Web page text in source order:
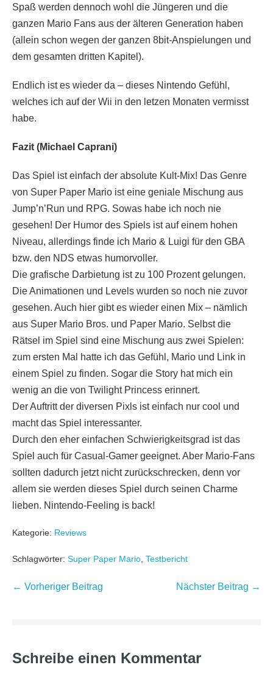
Spaß werden dennoch wohl die Jüngeren und die
ganzen Mario Fans aus der älteren Generation haben
(allein schon wegen der ganzen 8bit-Anspielungen und
dem gesamten dritten Kapitel).
Endlich ist es wieder da – dieses Nintendo Gefühl,
welches ich auf der Wii in den letzen Monaten vermisst
habe.
Fazit (Michael Caprani)
Das Spiel ist einfach der absolute Kult-Mix! Das Genre
von Super Paper Mario ist eine geniale Mischung aus
Jump’n’Run und RPG. Sowas habe ich noch nie
gesehen! Der Humor des Spiels ist auf einem hohen
Niveau, allerdings finde ich Mario & Luigi für den GBA
bzw. den NDS etwas humorvoller.
Die grafische Darbietung ist zu 100 Prozent gelungen.
Die Animationen und Levels wurden so noch nie zuvor
gesehen. Auch hier gibt es wieder einen Mix – nämlich
aus Super Mario Bros. und Paper Mario. Selbst die
Rätsel im Spiel sind eine Mischung aus zwei Spielen:
zum ersten Mal hatte ich das Gefühl, Mario und Link in
einem Spiel zu finden. Sogar die Story hat mich ein
wenig an die von Twilight Princess erinnert.
Der Auftritt der diversen Pixls ist einfach nur cool und
macht das Spiel interessanter.
Durch den eher einfachen Schwierigkeitsgrad ist das
Spiel auch für Casual-Gamer geeignet. Aber Mario-Fans
sollten dadurch jetzt nicht zurückschrecken, denn vor
allem sie werden dieses Spiel durch seinen Charme
lieben. Nintendo-Feeling is back!
Kategorie: Reviews
Schlagwörter: Super Paper Mario, Testbericht
Beitragsnavigation
← Vorheriger Beitrag Nächster Beitrag →
Schreibe einen Kommentar